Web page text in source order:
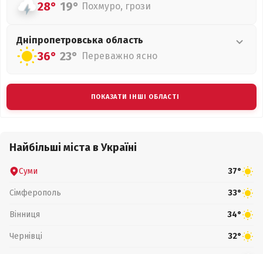
28° 19° Похмуро, грози
Дніпропетровська область
36° 23° Переважно ясно
ПОКАЗАТИ ІНШІ ОБЛАСТІ
Найбільші міста в Україні
Суми 37°
Сімферополь 33°
Вінниця 34°
Чернівці 32°